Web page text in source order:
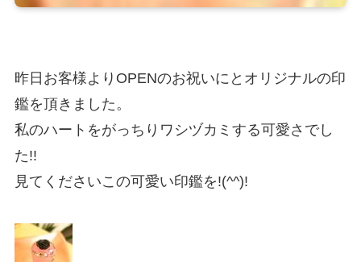
昨日お客様よりOPENのお祝いにとオリジナルの印
鑑を頂きました。
私のハートをがっちりワシヅカミする可愛さでし
た!!
見てくださいこの可愛い印鑑を!(^^)!